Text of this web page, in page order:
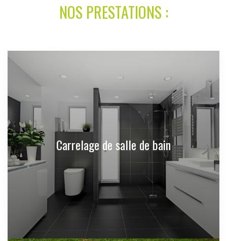
NOS PRESTATIONS :
Carrelage de salle de bain